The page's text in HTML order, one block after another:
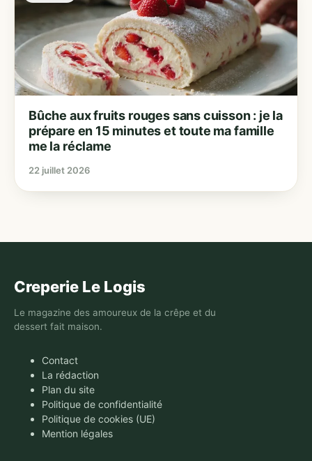
Bûche aux fruits rouges sans cuisson : je la
prépare en 15 minutes et toute ma famille
me la réclame
22 juillet 2026
Creperie Le Logis
Le magazine des amoureux de la crêpe et du
dessert fait maison.
Contact
La rédaction
Plan du site
Politique de confidentialité
Politique de cookies (UE)
Mention légales